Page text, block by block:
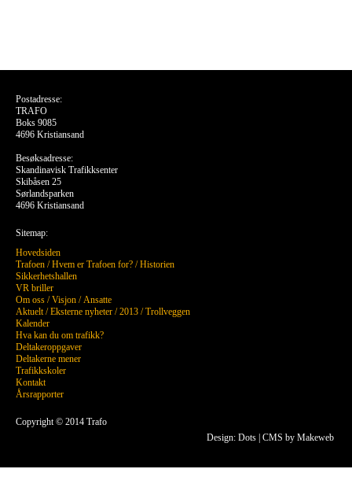
Design: Dots CMS by Makeweb
Postadresse:
TRAFO
Boks 9085
4696 Kristiansand
Besøksadresse:
Skandinavisk Trafikksenter
Skibåsen 25
Sørlandsparken
4696 Kristiansand
Sitemap:
Hovedsiden
Trafoen /Hvem er Trafoen for? /Historien
Sikkerhetshallen
VR briller
Om oss /Visjon /Ansatte
Aktuelt/Eksterne nyheter /2013 /Trollveggen
Kalender
Hva kan du om trafikk?
Deltakeroppgaver
Deltakerne mener
Trafikkskoler
Kontakt
Årsrapporter
Copyright © 2014 Trafo